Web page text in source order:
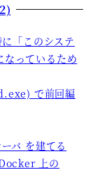
「このシステ
なっているため
で前回編
バ を建てる
上の